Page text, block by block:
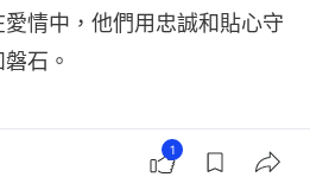
情中，他們用忠誠和貼心守
石。
細心。他們原本隨和善良，
1